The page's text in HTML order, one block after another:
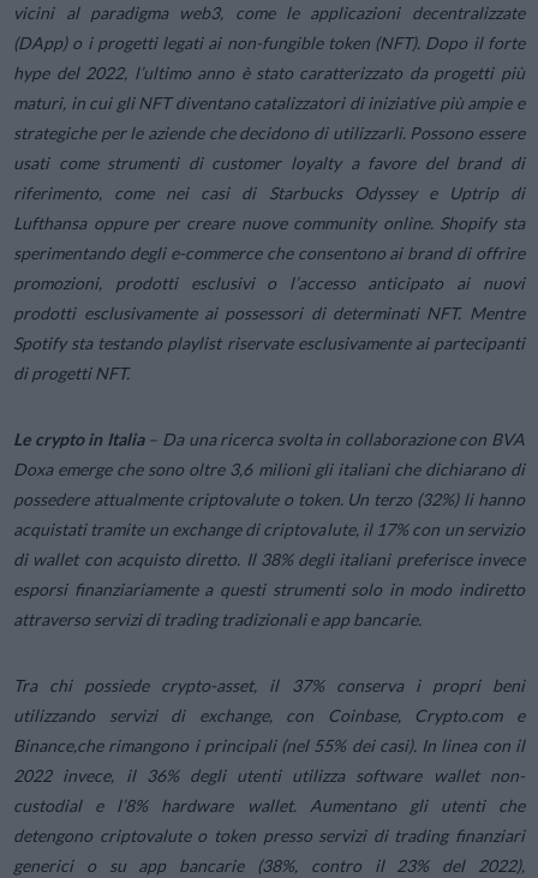
vicini al paradigma web3, come le applicazioni decentralizzate
(DApp) o i progetti legati ai non-fungible token (NFT). Dopo il forte
hype del 2022, l’ultimo anno è stato caratterizzato da progetti più
maturi, in cui gli NFT diventano catalizzatori di iniziative più ampie e
strategiche per le aziende che decidono di utilizzarli. Possono essere
usati come strumenti di customer loyalty a favore del brand di
riferimento, come nei casi di Starbucks Odyssey e Uptrip di
Lufthansa oppure per creare nuove community online. Shopify sta
sperimentando degli e-commerce che consentono ai brand di offrire
promozioni, prodotti esclusivi o l’accesso anticipato ai nuovi
prodotti esclusivamente ai possessori di determinati NFT. Mentre
Spotify sta testando playlist riservate esclusivamente ai partecipanti
di progetti NFT.
Le crypto in Italia – Da una ricerca svolta in collaborazione con BVA
Doxa emerge che sono oltre 3,6 milioni gli italiani che dichiarano di
possedere attualmente criptovalute o token. Un terzo (32%) li hanno
acquistati tramite un exchange di criptovalute, il 17% con un servizio
di wallet con acquisto diretto. Il 38% degli italiani preferisce invece
esporsi finanziariamente a questi strumenti solo in modo indiretto
attraverso servizi di trading tradizionali e app bancarie.
Tra chi possiede crypto-asset, il 37% conserva i propri beni
utilizzando servizi di exchange, con Coinbase, Crypto.com e
Binance,che rimangono i principali (nel 55% dei casi). In linea con il
2022 invece, il 36% degli utenti utilizza software wallet non-
custodial e l’8% hardware wallet. Aumentano gli utenti che
detengono criptovalute o token presso servizi di trading finanziari
generici o su app bancarie (38%, contro il 23% del 2022),